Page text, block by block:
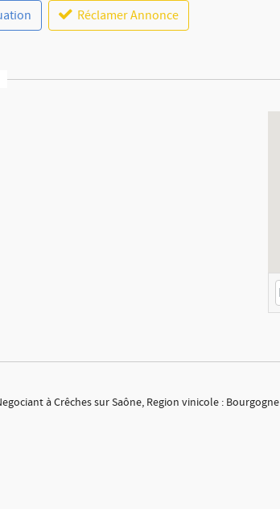
Réclamer Annonce
à Crêches sur Saône, Region vinicole : Bourgogne